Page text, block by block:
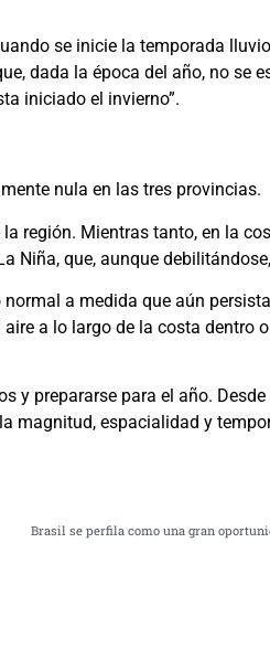
se inicie la temporada
dada la época del año, no se
iniciado el invierno”.
nula en las tres provincias.
región. Mientras tanto, en la
Niña, que, aunque
a medida que aún
a lo largo de la costa dentro
prepararse para el año. Desde
magnitud, espacialidad y
Brasil se perfila como una gran